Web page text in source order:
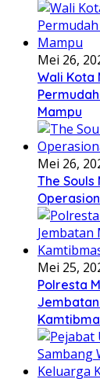
Mei 26,
Wali Kota
Mampu
Mei 26,
The
Mei 25,
Polresta